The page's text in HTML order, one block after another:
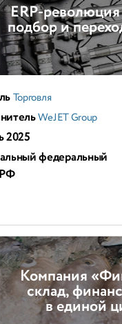
ERP-
подбор и
Торговля
WeJET Group
2025
федеральный
Компания
склад,
в единой